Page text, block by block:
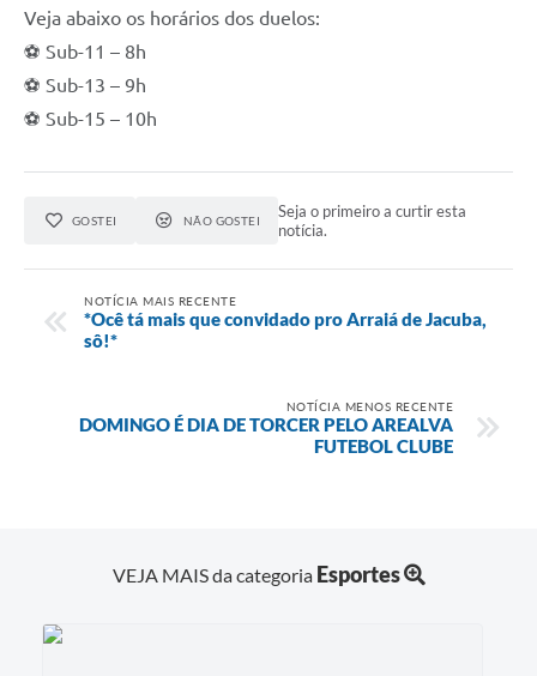
Veja abaixo os horários dos duelos:
⚽ Sub-11 – 8h
⚽ Sub-13 – 9h
⚽ Sub-15 – 10h
GOSTEI NÃO GOSTEI
Seja o primeiro a curtir esta
notícia.
NOTÍCIA MAIS RECENTE
*Ocê tá mais que convidado pro Arraiá de Jacuba,
sô!*
NOTÍCIA MENOS RECENTE
DOMINGO É DIA DE TORCER PELO AREALVA
FUTEBOL CLUBE
VEJA MAIS da categoria Esportes